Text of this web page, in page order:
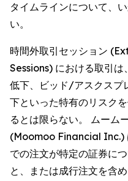
タイムラインについて、
い。
時間外取引セッション
Sessions) における取引
低下、ビッド/アスクスプ
下といった特有のリスク
るとは限らない。 ムーム
(Moomoo Financial Inc.)
での注文が特定の証券に
と、または成行注文を含